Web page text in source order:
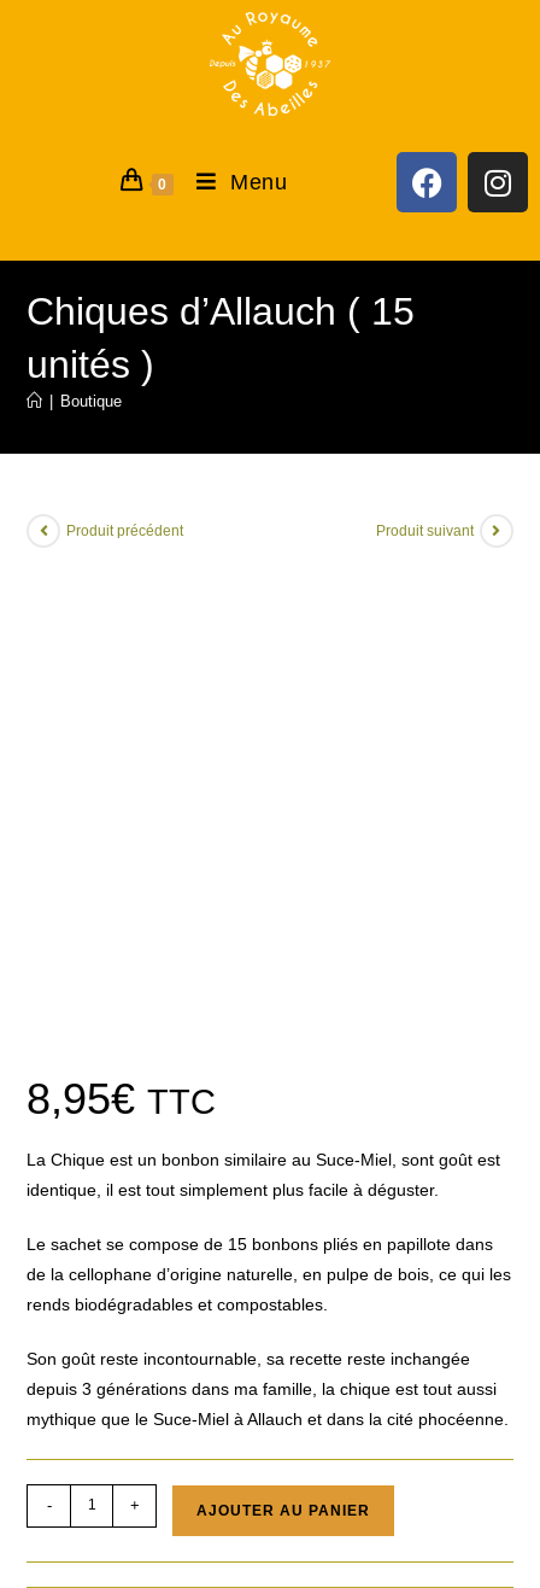
0 Menu
Chiques d’Allauch ( 15
unités )
Boutique
Produit précédent Produit suivant
8,95€ TTC
La Chique est un bonbon similaire au Suce-Miel, sont goût est
identique, il est tout simplement plus facile à déguster.
Le sachet se compose de 15 bonbons pliés en papillote dans
de la cellophane d’origine naturelle, en pulpe de bois, ce qui les
rends biodégradables et compostables.
Son goût reste incontournable, sa recette reste inchangée
depuis 3 générations dans ma famille, la chique est tout aussi
mythique que le Suce-Miel à Allauch et dans la cité phocéenne.
- + AJOUTER AU PANIER